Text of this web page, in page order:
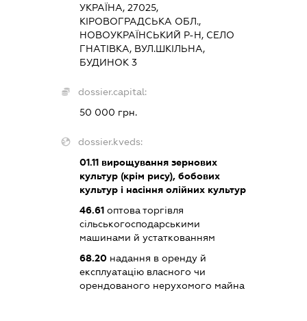
УКРАЇНА, 27025,
КІРОВОГРАДСЬКА ОБЛ.,
НОВОУКРАЇНСЬКИЙ Р-Н, СЕЛО
ГНАТІВКА, ВУЛ.ШКІЛЬНА,
БУДИНОК 3
dossier.capital:
50 000 грн.
dossier.kveds:
01.11вирощування зернових
культур (крім рису), бобових
культур і насіння олійних культур
46.61оптова торгівля
сільськогосподарськими
машинами й устаткованням
68.20надання в оренду й
експлуатацію власного чи
орендованого нерухомого майна